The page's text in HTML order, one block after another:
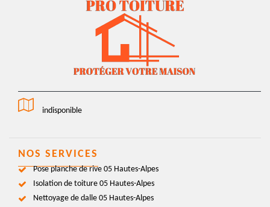
indisponible
NOS SERVICES
Pose planche de rive 05 Hautes-Alpes
Isolation de toiture 05 Hautes-Alpes
Nettoyage de dalle 05 Hautes-Alpes